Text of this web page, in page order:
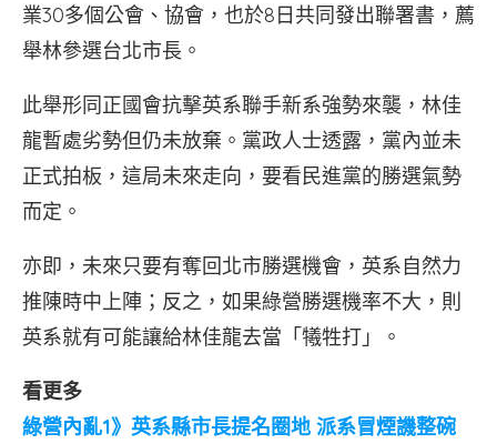
業30多個公會、協會，也於8日共同發出聯署書，薦
舉林參選台北市長。
此舉形同正國會抗擊英系聯手新系強勢來襲，林佳
龍暫處劣勢但仍未放棄。黨政人士透露，黨內並未
正式拍板，這局未來走向，要看民進黨的勝選氣勢
而定。
亦即，未來只要有奪回北市勝選機會，英系自然力
推陳時中上陣；反之，如果綠營勝選機率不大，則
英系就有可能讓給林佳龍去當「犧牲打」。
看更多
綠營內亂1》英系縣市長提名圈地 派系冒煙譏整碗